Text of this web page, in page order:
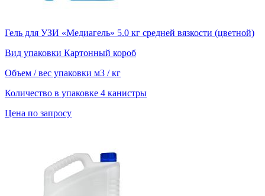
Гель для УЗИ «Медиагель» 5.0 кг средней вязкости (цветной)
Вид упаковки Картонный короб
Объем / вес упаковки м3 / кг
Количество в упаковке 4 канистры
Цена по запросу